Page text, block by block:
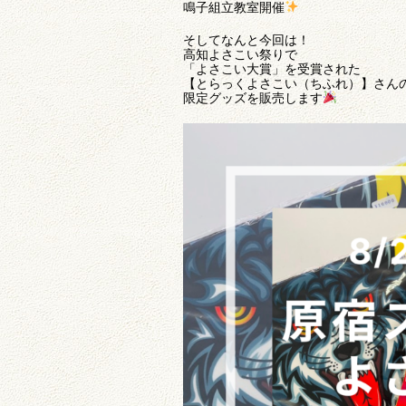
鳴子組立教室開催
そしてなんと今回は！
高知よさこい祭りで
「よさこい大賞」を受賞された
【とらっくよさこい（ちふれ）】さん
限定グッズを販売します